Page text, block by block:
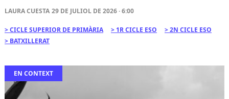
LAURA CUESTA 29 DE JULIOL DE 2026 · 6:00
CICLE SUPERIOR DE PRIMÀRIA 1R CICLE ESO
2N CICLE ESO
BATXILLERAT
EN CONTEXT